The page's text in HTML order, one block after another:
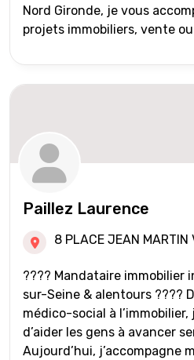
Nord Gironde, je vous
projets immobiliers, vente
Paillez Laurence
8 PLACE JEAN MARTIN
???? Mandataire immobilier
sur-Seine & alentours ???? De l’accompagnement
médico-social à
d’aider les gens à avancer
Aujourd’hui, j’accompagne